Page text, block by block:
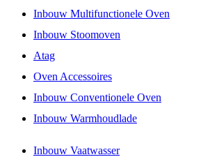
Inbouw Multifunctionele Oven
Inbouw Stoomoven
Atag
Oven Accessoires
Inbouw Conventionele Oven
Inbouw Warmhoudlade
Inbouw Vaatwasser